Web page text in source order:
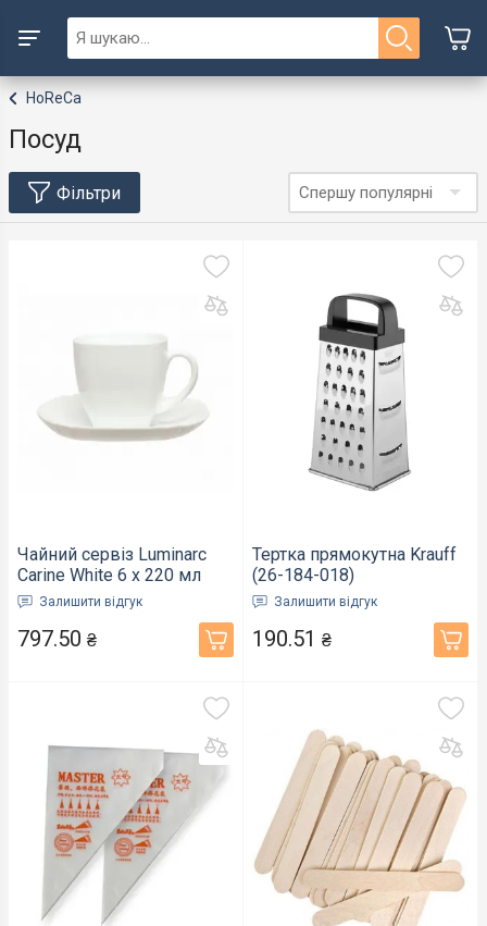
HoReCa
Посуд
Фільтри Спершу популярні
Чайний сервіз Luminarc
Carine White 6 х 220 мл
(820874)
Залишити відгук
797.50 ₴
Тертка прямокутна Krauff
(26-184-018)
Залишити відгук
190.51 ₴